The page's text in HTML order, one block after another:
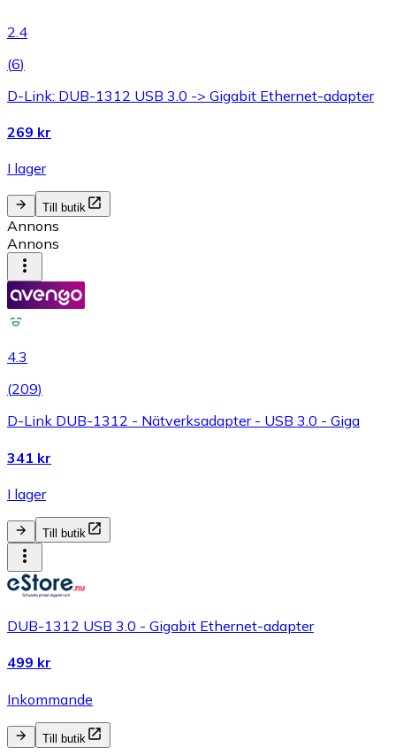
2.4
(6)
D-Link: DUB-1312 USB 3.0 -> Gigabit Ethernet-adapter
269 kr
I lager
Till butik
Annons
Annons
4.3
(209)
D-Link DUB-1312 - Nätverksadapter - USB 3.0 - Giga
341 kr
I lager
Till butik
DUB-1312 USB 3.0 - Gigabit Ethernet-adapter
499 kr
Inkommande
Till butik